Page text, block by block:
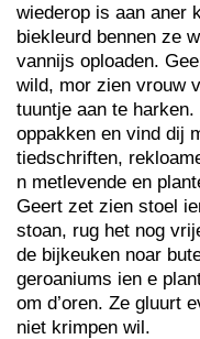
wiederop is aan aner
biekleurd bennen ze
vannijs oploaden.
wild, mor zien vrouw
tuuntje aan te
oppakken en vind dij
tiedschriften,
n metlevende en
Geert zet zien stoel
stoan, rug het nog
de bijkeuken noar
geroaniums ien e
om d’oren. Ze gluurt
niet krimpen wil.